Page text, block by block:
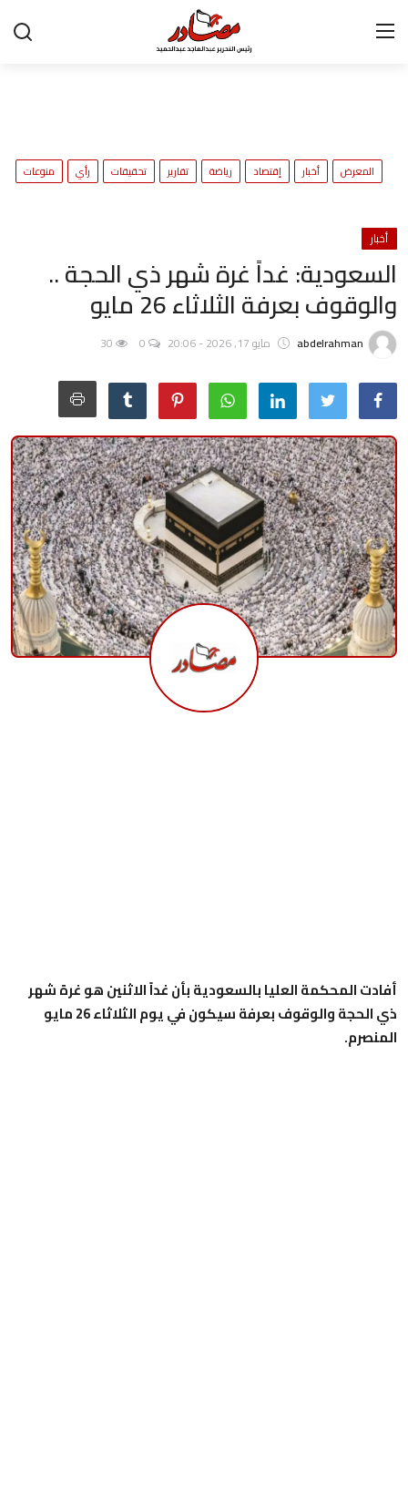
المعرض
إقتصاد
رياضة
تقارير
تحقيقات
رأي
منوعات
حوادث وقضايا
عالمية
المعرض أخبار إقتصاد رياضة تقارير تحقيقات رأي منوعات
أخبار
السعودية: غداً غرة شهر ذي الحجة ..
والوقوف بعرفة الثلاثاء 26 مايو
abdelrahman مايو 17, 2026 - 20:06
أفادت المحكمة العليا بالسعودية بأن غداً الاثنين هو غرة شهر
ذي الحجة والوقوف بعرفة سيكون في يوم الثلاثاء 26 مايو
المنصرم.